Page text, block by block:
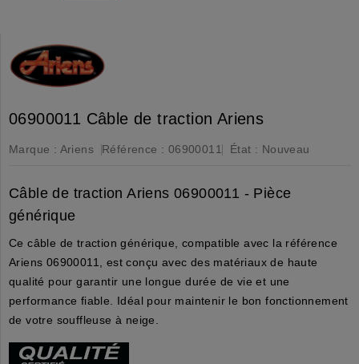
06900011 Câble de traction Ariens
Marque : Ariens Référence : 06900011 État : Nouveau
Câble de traction Ariens 06900011 - Pièce
générique
Ce câble de traction générique, compatible avec la référence
Ariens 06900011, est conçu avec des matériaux de haute
qualité pour garantir une longue durée de vie et une
performance fiable. Idéal pour maintenir le bon fonctionnement
de votre souffleuse à neige.